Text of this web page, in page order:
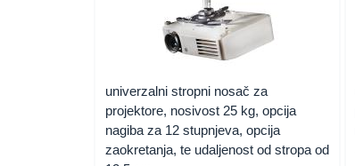
univerzalni stropni nosač za
projektore, nosivost 25 kg, opcija
nagiba za 12 stupnjeva, opcija
zaokretanja, te udaljenost od stropa od